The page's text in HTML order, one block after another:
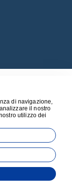
di navigazione,
il nostro
utilizzo dei